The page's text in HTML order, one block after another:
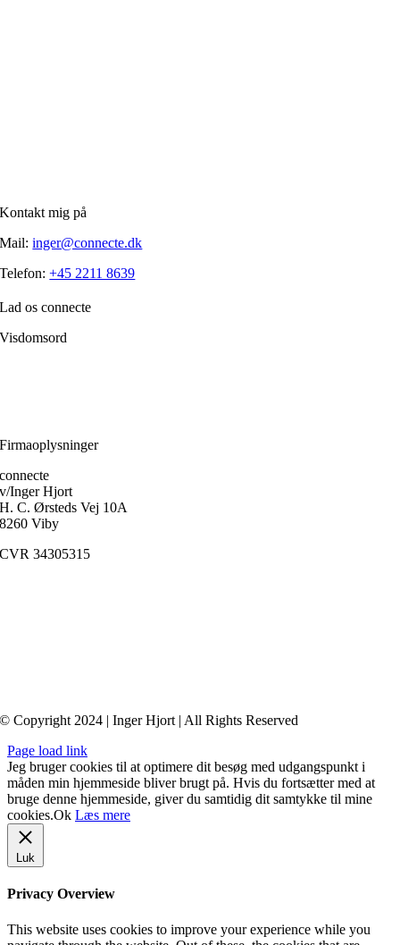
Kontakt mig på
Mail:inger@connecte.dk
Telefon:+45 2211 8639
Lad os connecte
Visdomsord
Firmaoplysninger
connecte
v/Inger Hjort
H. C. Ørsteds Vej 10A
8260 Viby
CVR 34305315
© Copyright 2024 | Inger Hjort | All Rights Reserved
Page load link
Jeg bruger cookies til at optimere dit besøg med udgangspunkt i
måden min hjemmeside bliver brugt på. Hvis du fortsætter med at
bruge denne hjemmeside, giver du samtidig dit samtykke til mine
cookies.Ok Læs mere
Luk
Privacy Overview
This website uses cookies to improve your experience while you